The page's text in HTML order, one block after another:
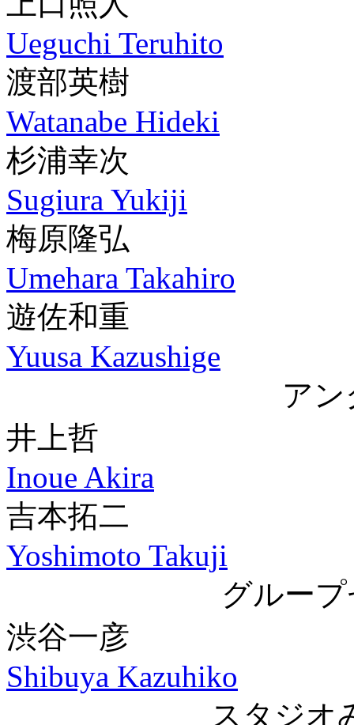
Ueguchi Teruhito
渡部英樹
Watanabe Hideki
杉浦幸次
Sugiura Yukiji
梅原隆弘
Umehara Takahiro
遊佐和重
Yuusa Kazushige
ア
井上哲
Inoue Akira
吉本拓二
Yoshimoto Takuji
グルー
渋谷一彦
Shibuya Kazuhiko
スタジオ